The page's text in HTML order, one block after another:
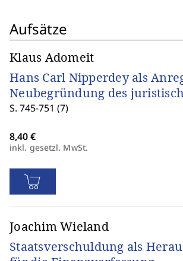
Aufsätze
Klaus Adomeit
Hans Carl Nipperdey als
Neubegründung des
S. 745-751 (7)
inkl. gesetzl. MwSt.
Joachim Wieland
Staatsverschuldung als